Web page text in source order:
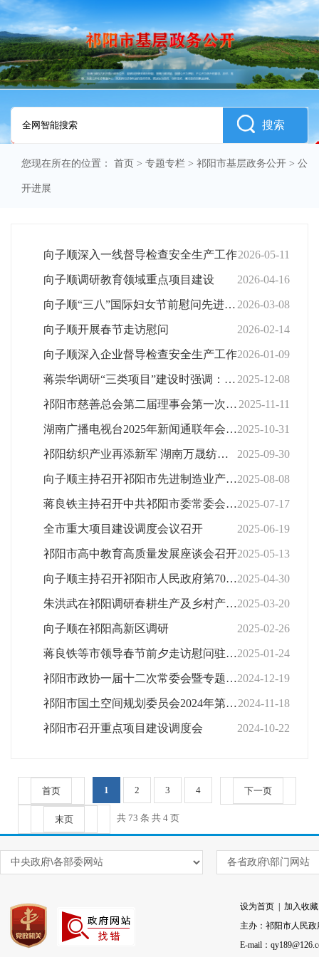
搜索
您现在所在的位置： 首页 > 专题专栏 > 祁阳市基层政务公开 > 公
开进展
2026-05-11
向子顺深入一线督导检查安全生产工作
2026-04-16
向子顺调研教育领域重点项目建设
2026-03-08
向子顺“三八”国际妇女节前慰问先进集体、个人和女职工代表
2026-02-14
向子顺开展春节走访慰问
2026-01-09
向子顺深入企业督导检查安全生产工作
2025-12-08
蒋崇华调研“三类项目”建设时强调：优化施工工期 全力推进项目建设提速提质
2025-11-11
祁阳市慈善总会第二届理事会第一次会员大会召开向子顺出席
2025-10-31
湖南广播电视台2025年新闻通联年会在祁阳召开
2025-09-30
祁阳纺织产业再添新军 湖南万晟纺织有限公司举行服饰箱包产业园项目开工奠基仪式
2025-08-08
向子顺主持召开祁阳市先进制造业产业集群专题座谈会
2025-07-17
蒋良铁主持召开中共祁阳市委常委会2025年第14次（扩大）会议
2025-06-19
全市重大项目建设调度会议召开
2025-05-13
祁阳市高中教育高质量发展座谈会召开
2025-04-30
向子顺主持召开祁阳市人民政府第70次常务（扩大）会议
2025-03-20
朱洪武在祁阳调研春耕生产及乡村产业发展情况
2025-02-26
向子顺在祁阳高新区调研
2025-01-24
蒋良铁等市领导春节前夕走访慰问驻祁部队
2024-12-19
祁阳市政协一届十二次常委会暨专题议政性常委会会议召开
2024-11-18
祁阳市国土空间规划委员会2024年第6次会议召开
2024-10-22
祁阳市召开重点项目建设调度会
首页 1 2 3 4 下一页
末页 共 73 条 共 4 页
设为首页
加入收藏
主办：祁阳市人民
E-mail：